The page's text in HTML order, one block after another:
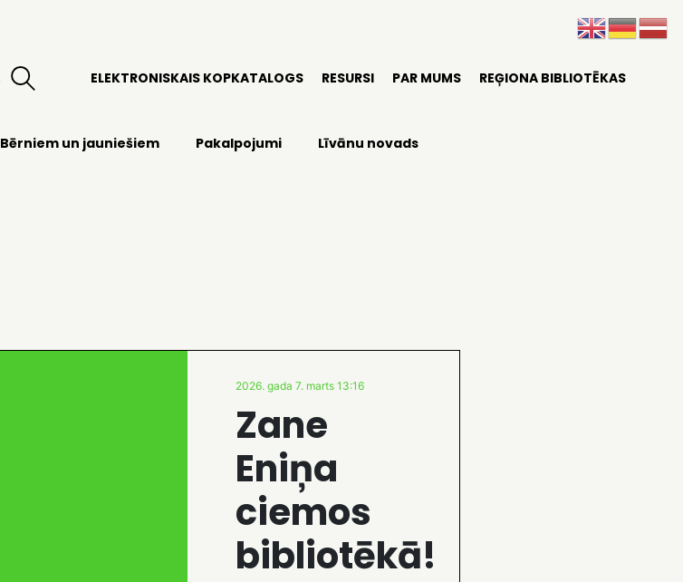
ELEKTRONISKAIS KOPKATALOGS RESURSI PAR MUMS REĢIONA BIBLIOTĒKAS
Bērniem un jauniešiem Pakalpojumi Līvānu novads
2026. gada 7. marts 13:16
Zane
Eniņa
ciemos
bibliotēkā!